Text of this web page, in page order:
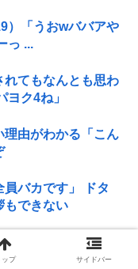
）「うおwババアや
っ ...
れてもなんとも思わ
ク4ね」
理由がわかる「こん
バカです」 ドタ
もできない
ップ サイドバー